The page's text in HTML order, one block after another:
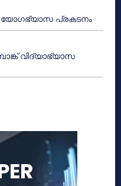
യോഗഭ്യാസ പ്രകടനം
വിദ്യാഭ്യാസ